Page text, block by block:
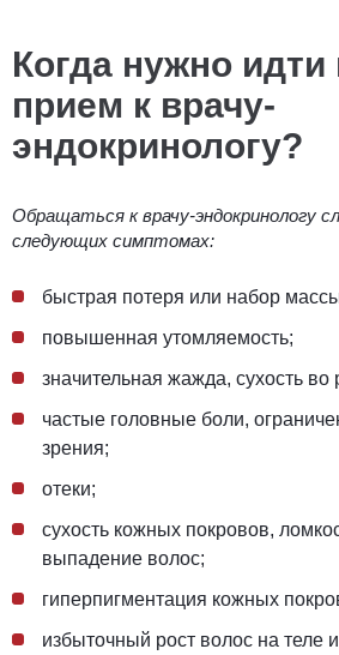
Когда нужно идти
прием к врачу-
эндокринологу?
Обращаться к врачу-эндокринологу
следующих симптомах:
быстрая потеря или набор
повышенная утомляемость;
значительная жажда, сухость во
частые головные боли,
зрения;
отеки;
сухость кожных покровов,
выпадение волос;
гиперпигментация кожных
избыточный рост волос на теле